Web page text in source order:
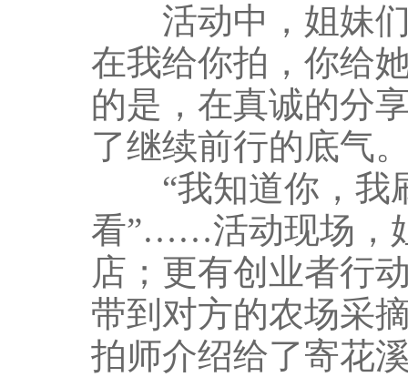
活动中，姐妹们
在我给你拍，你给
的是，在真诚的分
了继续前行的底气
“我知道你，我刷
看”……活动现场，
店；更有创业者行
带到对方的农场采
拍师介绍给了寄花